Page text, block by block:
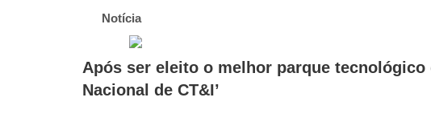
Notícia
Após ser eleito o melhor parque
Nacional de CT&I’